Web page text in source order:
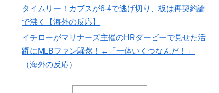
ぎに・・・2002年W杯4強の記録取り消しの声も」
→「マジで国の恥だ」「2002年まで疑う価値がある」
すね」
【海外の反応】アルゼンチン協会、FIFA会長に確固たる
支持を表明「隠す気もないんだなｗ」
国際的な小咄 読者投稿 中小企業診断士めがけてよちよ
タイムリー！カブスが6-4で逃げ切り、板は再契約論
で沸く【海外の反応】
イチローがマリナーズ主催のHRダービーで見せた活
躍にMLBファン騒然！←「一体いくつなんだ！」
（海外の反応）